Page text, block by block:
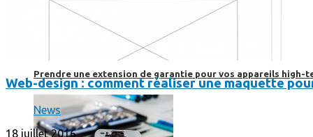
Prendre une extension de garantie pour vos appareils high-
Web-design : comment réaliser une maquette
News
18 juillet 2016